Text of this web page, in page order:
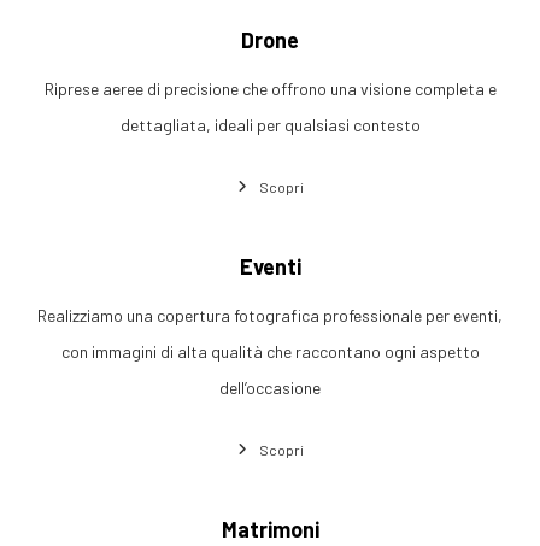
Drone
Riprese aeree di precisione che offrono una visione completa e
dettagliata, ideali per qualsiasi contesto
Scopri
Eventi
Realizziamo una copertura fotografica professionale per eventi,
con immagini di alta qualità che raccontano ogni aspetto
dell’occasione
Scopri
Matrimoni